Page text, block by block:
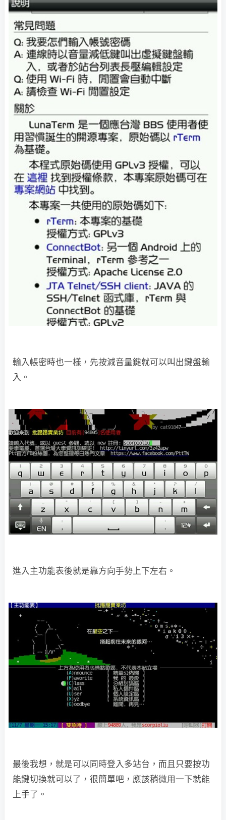
輸入帳密時也一樣，先按減音量鍵就可以叫出鍵盤輸
入。
進入主功能表後就是靠方向手勢上下左右。
最後我想，就是可以同時登入多站台，而且只要按功
能鍵切換就可以了，很簡單吧，應該稍微用一下就能
上手了。